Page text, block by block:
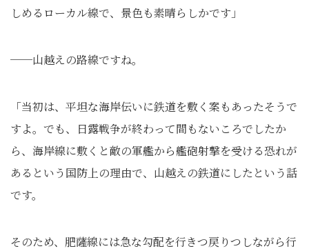
しめるローカル線で、景色も素晴らしかです」
──山越えの路線ですね。
「当初は、平坦な海岸伝いに鉄道を敷く案もあったそうで
すよ。でも、日露戦争が終わって間もないころでしたか
ら、海岸線に敷くと敵の軍艦から艦砲射撃を受ける恐れが
あるという国防上の理由で、山越えの鉄道にしたという話
です。
そのため、肥薩線には急な勾配を行きつ戻りつしながら行